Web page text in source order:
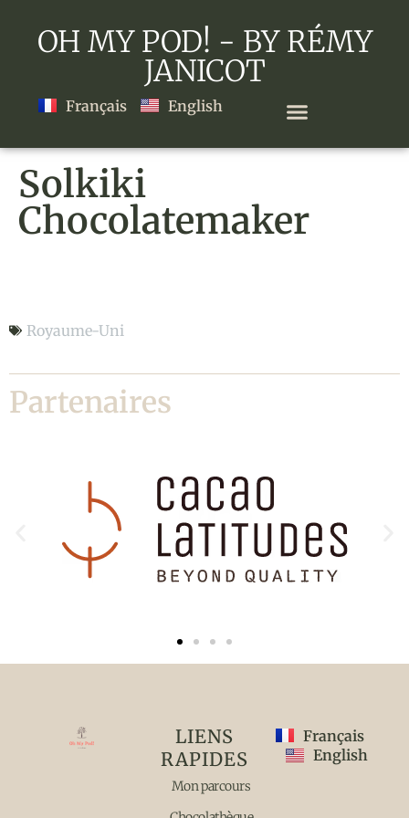
OH MY POD! - BY RÉMY
JANICOT
Français English
Solkiki
Chocolatemaker
Royaume-Uni
Partenaires
LIENS
RAPIDES
Mon parcours
Français
English